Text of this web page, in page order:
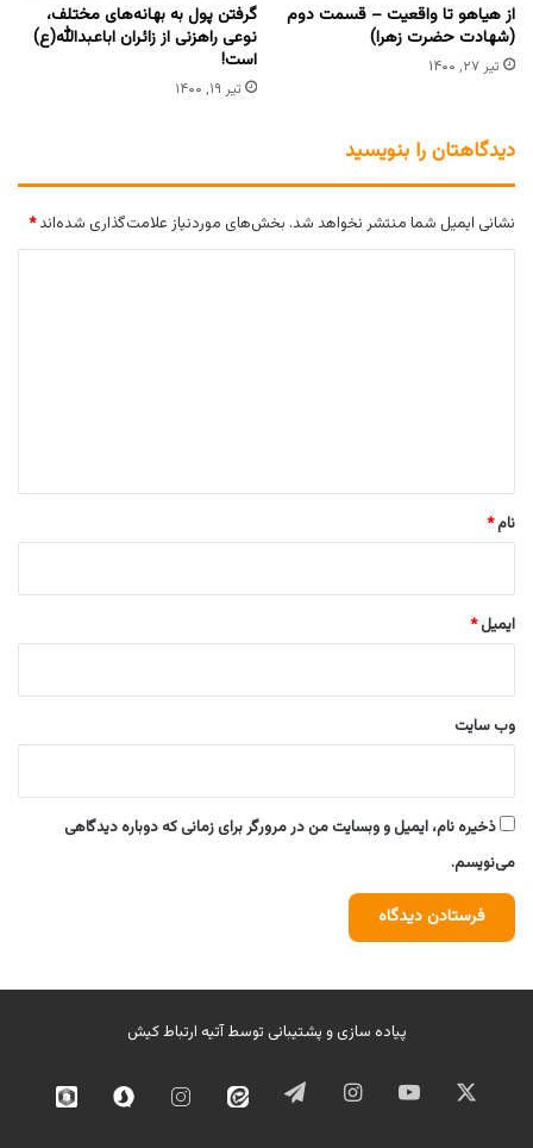
از هیاهو تا واقعیت – قسمت دوم
(شهادت حضرت زهرا)
تیر ۲۷, ۱۴۰۰
گرفتن پول به بهانه‌های مختلف،
نوعی راهزنی از زائران اباعبدالله(ع)
است!
تیر ۱۹, ۱۴۰۰
دیدگاهتان را بنویسید
نشانی ایمیل شما منتشر نخواهد شد. بخش‌های موردنیاز علامت‌گذاری شده‌اند*
نام*
ایمیل*
وب‌ سایت
ذخیره نام، ایمیل و وبسایت من در مرورگر برای زمانی که دوباره دیدگاهی
می‌نویسم.
پیاده سازی و پشتیبانی توسطآتیه ارتباط کیش
ایکس یوتیوب اینستاگرامتلگرام ایتا
اینستاگرامسروش